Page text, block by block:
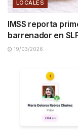
LOCALES
IMSS reporta
barrenador en
19/03/2026